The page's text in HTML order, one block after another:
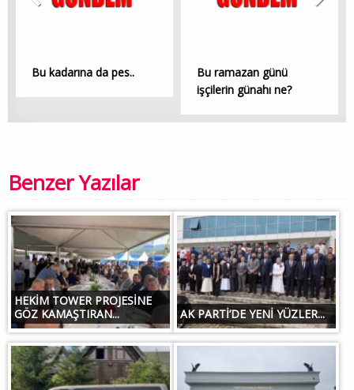
Bu kadarına da pes..
Bu ramazan günü
işçilerin günahı ne?
Benzer Yazılar
HEKİM TOWER PROJESİNE
GÖZ KAMAŞTIRAN...
AK PARTİ’DE YENİ YÜZLER...